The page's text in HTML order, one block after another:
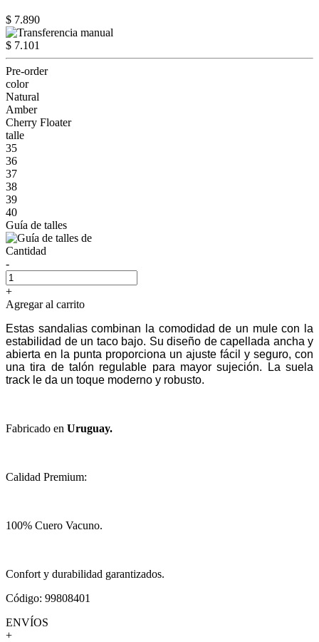
$ 7.890
$ 7.101
Pre-order
color
Natural
Amber
Cherry Floater
talle
35
36
37
38
39
40
Guía de talles
Cantidad
-
+
Agregar al carrito
Estas sandalias combinan la comodidad de un mule con la
estabilidad de un taco bajo. Su diseño de capellada ancha y
abierta en la punta proporciona un ajuste fácil y seguro, con
una tira de talón regulable para mayor sujeción. La suela
track le da un toque moderno y robusto.
Fabricado en Uruguay.
Calidad Premium:
100% Cuero Vacuno.
Confort y durabilidad garantizados.
Código: 99808401
ENVÍOS
+